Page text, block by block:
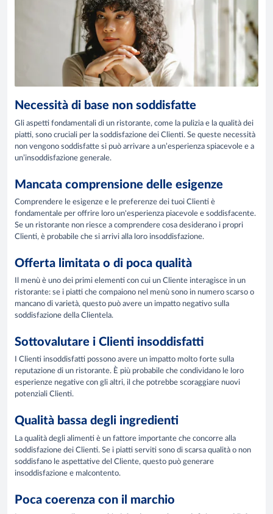
Necessità di base non soddisfatte
Gli aspetti fondamentali di un ristorante, come la pulizia e la qualità dei
piatti, sono cruciali per la soddisfazione dei Clienti. Se queste necessità
non vengono soddisfatte si può arrivare a un’esperienza spiacevole e a
un’insoddisfazione generale.
Mancata comprensione delle esigenze
Comprendere le esigenze e le preferenze dei tuoi Clienti è
fondamentale per offrire loro un'esperienza piacevole e soddisfacente.
Se un ristorante non riesce a comprendere cosa desiderano i propri
Clienti, è probabile che si arrivi alla loro insoddisfazione.
Offerta limitata o di poca qualità
Il menù è uno dei primi elementi con cui un Cliente interagisce in un
ristorante: se i piatti che compaiono nel menù sono in numero scarso o
mancano di varietà, questo può avere un impatto negativo sulla
soddisfazione della Clientela.
Sottovalutare i Clienti insoddisfatti
I Clienti insoddisfatti possono avere un impatto molto forte sulla
reputazione di un ristorante. È più probabile che condividano le loro
esperienze negative con gli altri, il che potrebbe scoraggiare nuovi
potenziali Clienti.
Qualità bassa degli ingredienti
La qualità degli alimenti è un fattore importante che concorre alla
soddisfazione dei Clienti. Se i piatti serviti sono di scarsa qualità o non
soddisfano le aspettative del Cliente, questo può generare
insoddisfazione e malcontento.
Poca coerenza con il marchio